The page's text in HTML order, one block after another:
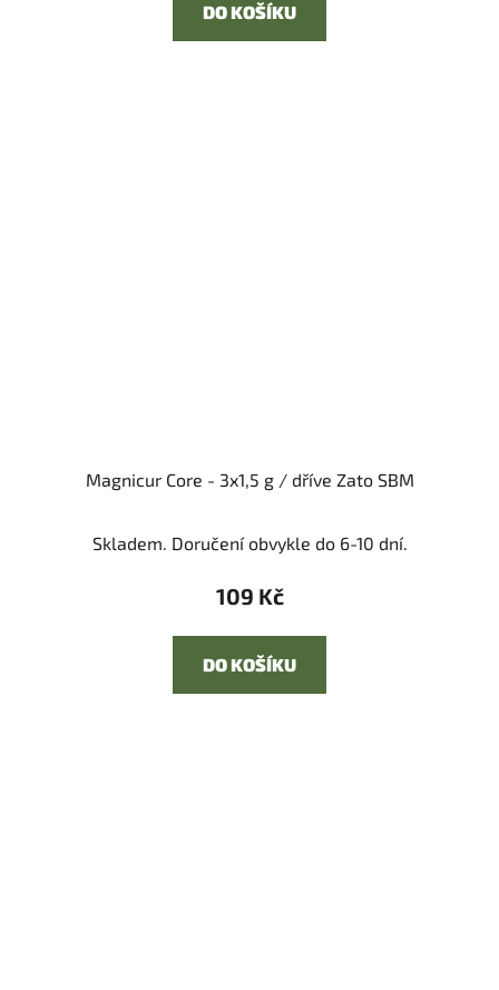
DO KOŠÍKU
Magnicur Core - 3x1,5 g / dříve Zato SBM
Skladem. Doručení obvykle do 6-10 dní.
109 Kč
DO KOŠÍKU